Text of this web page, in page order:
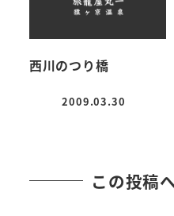
西川のつり橋
投稿日
2009.03.30
この投稿